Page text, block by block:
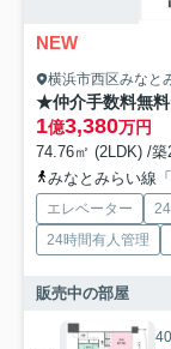
NEW
横浜市西区みなと
1億3,380万円
74.76㎡ (2LDK) /
みなとみらい線
エレベーター
24時間有人管理
販売中の部屋